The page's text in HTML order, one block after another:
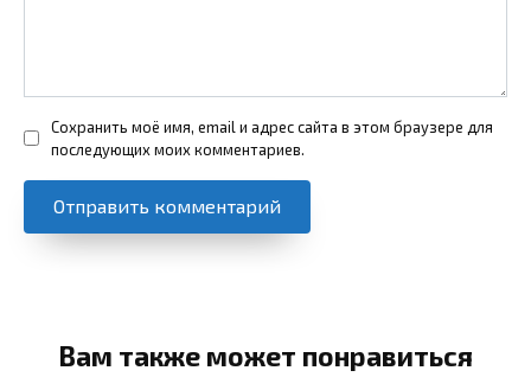
Сохранить моё имя, email и адрес сайта в этом браузере для
последующих моих комментариев.
Вам также может понравиться